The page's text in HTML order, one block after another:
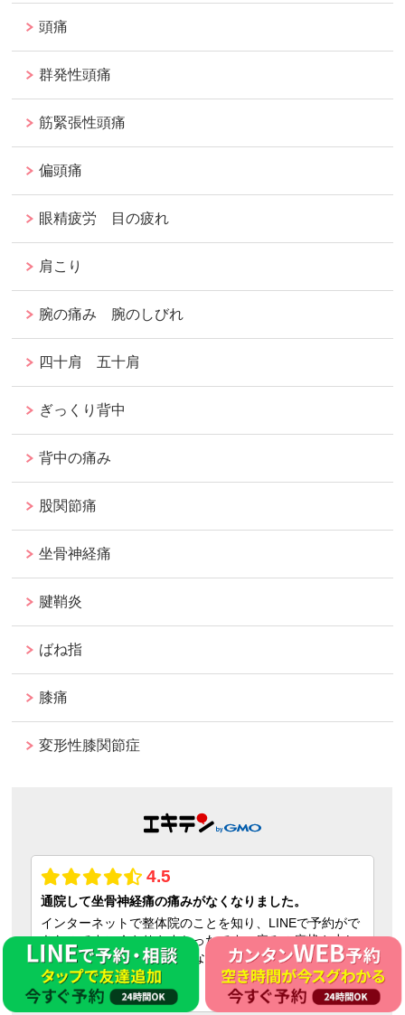
頭痛
群発性頭痛
筋緊張性頭痛
偏頭痛
眼精疲労 目の疲れ
肩こり
腕の痛み 腕のしびれ
四十肩 五十肩
ぎっくり背中
背中の痛み
股関節痛
坐骨神経痛
腱鞘炎
ばね指
膝痛
変形性膝関節症